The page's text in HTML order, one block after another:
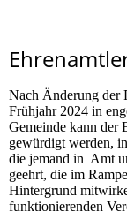
Nach Änderung der
Frühjahr 2024 in
Gemeinde kann der
gewürdigt werden,
die jemand in Amt
geehrt, die im
Hintergrund
funktionierenden